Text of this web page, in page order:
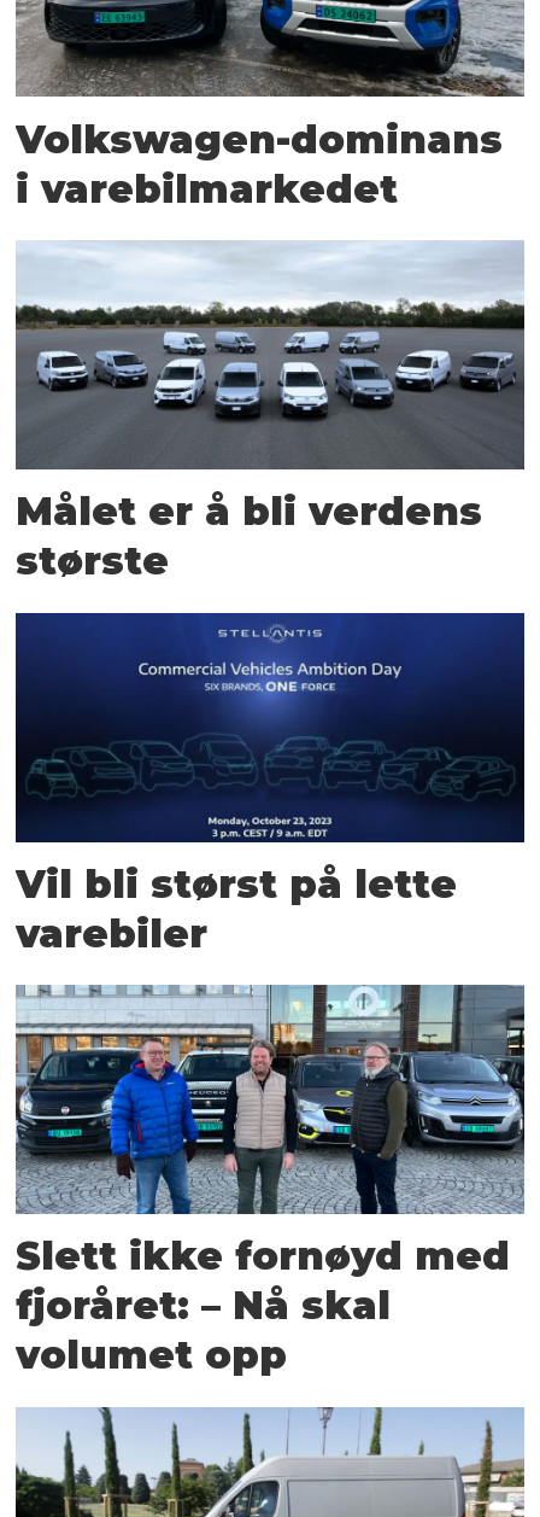
Volkswagen-dominans
i varebilmarkedet
Målet er å bli verdens
største
Vil bli størst på lette
varebiler
Slett ikke fornøyd med
fjoråret: – Nå skal
volumet opp